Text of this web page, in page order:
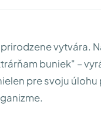
vytvára.
buniek" –
pre svoju